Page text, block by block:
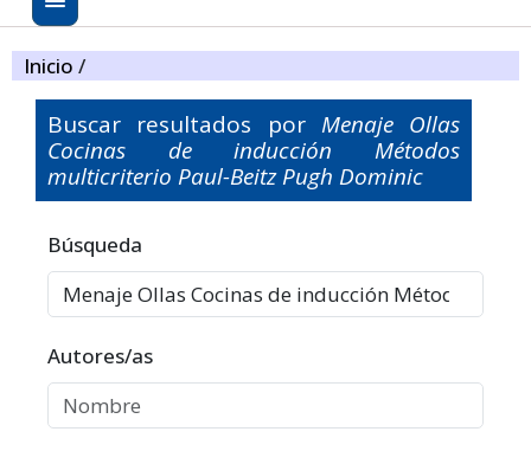
Inicio /
Buscar resultados por Menaje Ollas
Cocinas de inducción Métodos
multicriterio Paul-Beitz Pugh Dominic
Filtros avanzados
Búsqueda
Autores/as